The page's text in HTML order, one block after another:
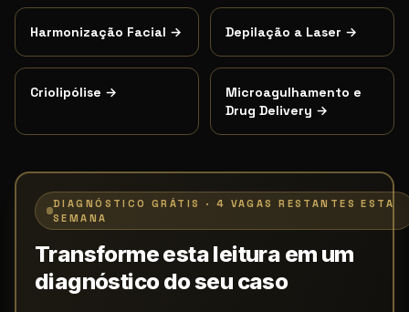
Harmonização Facial → Depilação a Laser →
Criolipólise →
Microagulhamento e
Drug Delivery →
DIAGNÓSTICO GRÁTIS · 4 VAGAS RESTANTES ESTA
SEMANA
Transforme esta leitura em um
diagnóstico do seu caso